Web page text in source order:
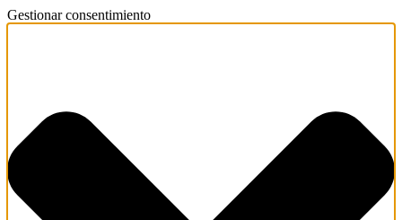
Gestionar consentimiento